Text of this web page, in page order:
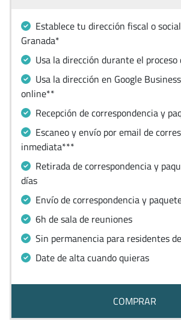
Establece tu dirección fiscal o
Granada*
Usa la dirección durante el
Usa la dirección en Google
online**
Recepción de correspondencia y
Escaneo y envío por email de
inmediata***
Retirada de correspondencia y
días
Envío de correspondencia y
6h de sala de reuniones
Sin permanencia para residentes
Date de alta cuando quieras
COMPRAR